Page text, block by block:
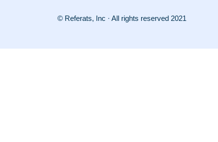
© Referats, Inc · All rights reserved 2021